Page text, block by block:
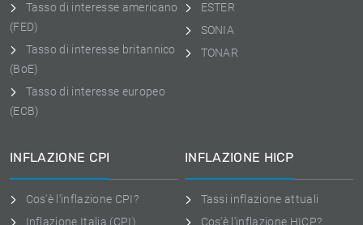
Tasso di interesse americano
(FED)
Tasso di interesse britannico
(BoE)
Tasso di interesse europeo
(ECB)
ESTER
SONIA
TONAR
INFLAZIONE CPI
Cos'è l'inflazione CPI?
Inflazione Italia (CPI)
INFLAZIONE HICP
Tassi inflazione attuali
Cos'è l'inflazione HICP?